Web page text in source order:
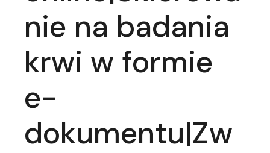
nie na badania
krwi w formie
e-
dokumentu|Zw